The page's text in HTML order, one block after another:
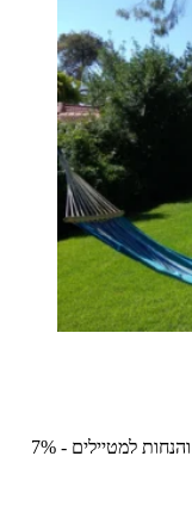
נופש פסטורלי ליד ירושלים עם נוף עוצר נשימה והנחות למטיילים - 7%